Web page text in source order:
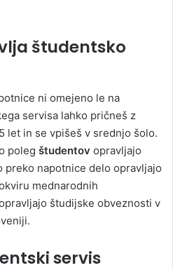
študentsko
ni omejeno le na
servisa lahko pričneš z
let in se vpišeš v srednjo šolo.
poleg študentov opravljajo
preko napotnice delo opravljajo
mednarodnih
študijske obveznosti v
servis